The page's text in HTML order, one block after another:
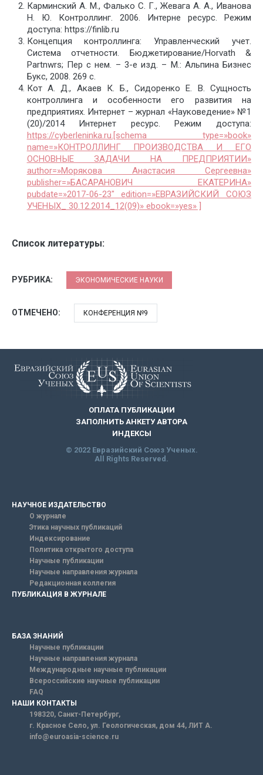
Карминский А. М., Фалько С. Г., Жевага А. А., Иванова
Н. Ю. Контроллинг. 2006. Интерне ресурс. Режим
доступа: https://finlib.ru
Концепция контроллинга: Управленческий учет.
Система отчетности. Бюджетирование/Horvath &
Partnwrs; Пер с нем. – 3-е изд. – М.: Альпина Бизнес
Букс, 2008. 269 c.
Кот А. Д., Акаев К. Б., Сидоренко Е. В. Сущность
контроллинга и особенности его развития на
предприятиях. Интернет – журнал «Науковедение» №1
(20)/2014 Интернет ресурс. Режим доступа:
https://cyberleninka.ru.[schema type=»book»
name=»КОНТРОЛЛИНГ ПРОИЗВОДСТВА И ЕГО
ОСНОВНЫЕ ЗАДАЧИ НА ПРЕДПРИЯТИИ»
author=»Морякова Анастасия Сергеевна»
publisher=»БАСАРАНОВИЧ ЕКАТЕРИНА»
pubdate=»2017-06-23″ edition=»ЕВРАЗИЙСКИЙ СОЮЗ
УЧЕНЫХ_ 30.12.2014_12(09)» ebook=»yes» ]
Список литературы:
РУБРИКА: ЭКОНОМИЧЕСКИЕ НАУКИ
ОТМЕЧЕНО: КОНФЕРЕНЦИЯ №9
ОПЛАТА ПУБЛИКАЦИИ
ЗАПОЛНИТЬ АНКЕТУ АВТОРА
ИНДЕКСЫ
© 2022 Евразийский Союз Ученых.
All Rights Reserved.
НАУЧНОЕ ИЗДАТЕЛЬСТВО
О журнале
Этика научных публикаций
Индексирование
Политика открытого доступа
Научные публикации
Научные направления журнала
Редакционная коллегия
ПУБЛИКАЦИЯ В ЖУРНАЛЕ
БАЗА ЗНАНИЙ
Научные публикации
Научные направления журнала
Международные научные публикации
Всероссийские научные публикации
FAQ
НАШИ КОНТАКТЫ
198320, Санкт-Петербург,
г. Красное Село, ул. Геологическая, дом 44, ЛИТ А.
info@euroasia-science.ru